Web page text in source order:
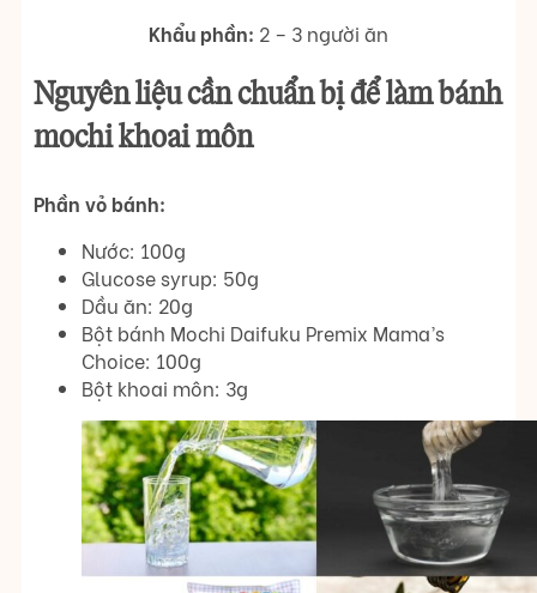
Khẩu phần: 2 – 3 người ăn
Nguyên liệu cần chuẩn bị để làm bánh
mochi khoai môn
Phần vỏ bánh:
Nước: 100g
Glucose syrup: 50g
Dầu ăn: 20g
Bột bánh Mochi Daifuku Premix Mama’s
Choice: 100g
Bột khoai môn: 3g